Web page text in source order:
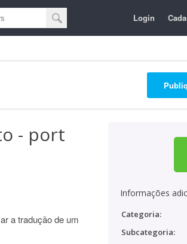
Login
- port
a tradução de um
Informações
Categoria:
Subcategoria: